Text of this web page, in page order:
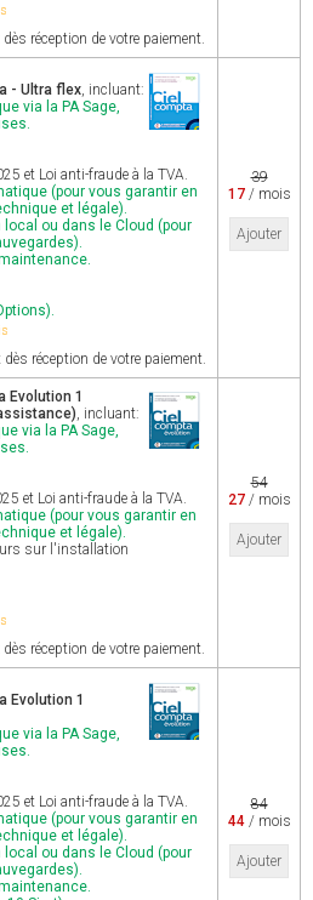
réception de votre paiement.
- Ultra flex, incluant:
via la PA Sage,
et Loi anti-fraude à la TVA.
(pour vous garantir en
et légale).
ou dans le Cloud (pour
réception de votre paiement.
39
17/ mois
Ajouter
Evolution 1
, incluant:
via la PA Sage,
et Loi anti-fraude à la TVA.
(pour vous garantir en
et légale).
sur l'installation
réception de votre paiement.
54
27/ mois
Ajouter
Evolution 1
via la PA Sage,
et Loi anti-fraude à la TVA.
(pour vous garantir en
et légale).
ou dans le Cloud (pour
84
44/ mois
Ajouter